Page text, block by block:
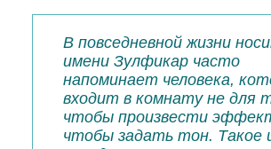
В повседневной жизни
имени Зулфикар часто
напоминает человека,
входит в комнату не для
чтобы произвести
чтобы задать тон. Такое